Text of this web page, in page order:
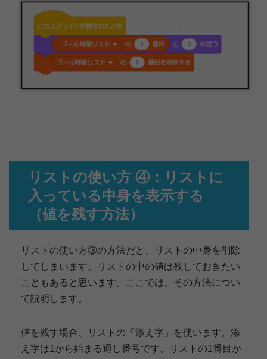
リストの使い方 ④：リストに
入っている中身を表示する
（値を残す方法）
リストの使い方③の方法だと、リストの中身を削除
してしまいます。リストの中の値は残しておきたい
こともあると思います。ここでは、その方法につい
て説明します。
値を残す場合、リストの「添え字」を使います。添
え字は1から始まる通し番号です。リストの1番目か